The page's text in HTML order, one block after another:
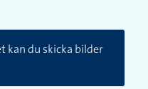
kan du skicka bilder